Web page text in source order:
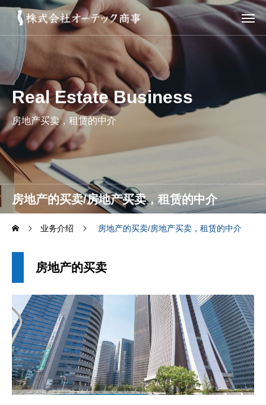
房地产的买卖/房地产买卖，租赁的中介
Real Estate Business
房地产买卖，租赁的中介
业务介绍 房地产的买卖/房地产买卖，租赁的中介
房地产的买卖